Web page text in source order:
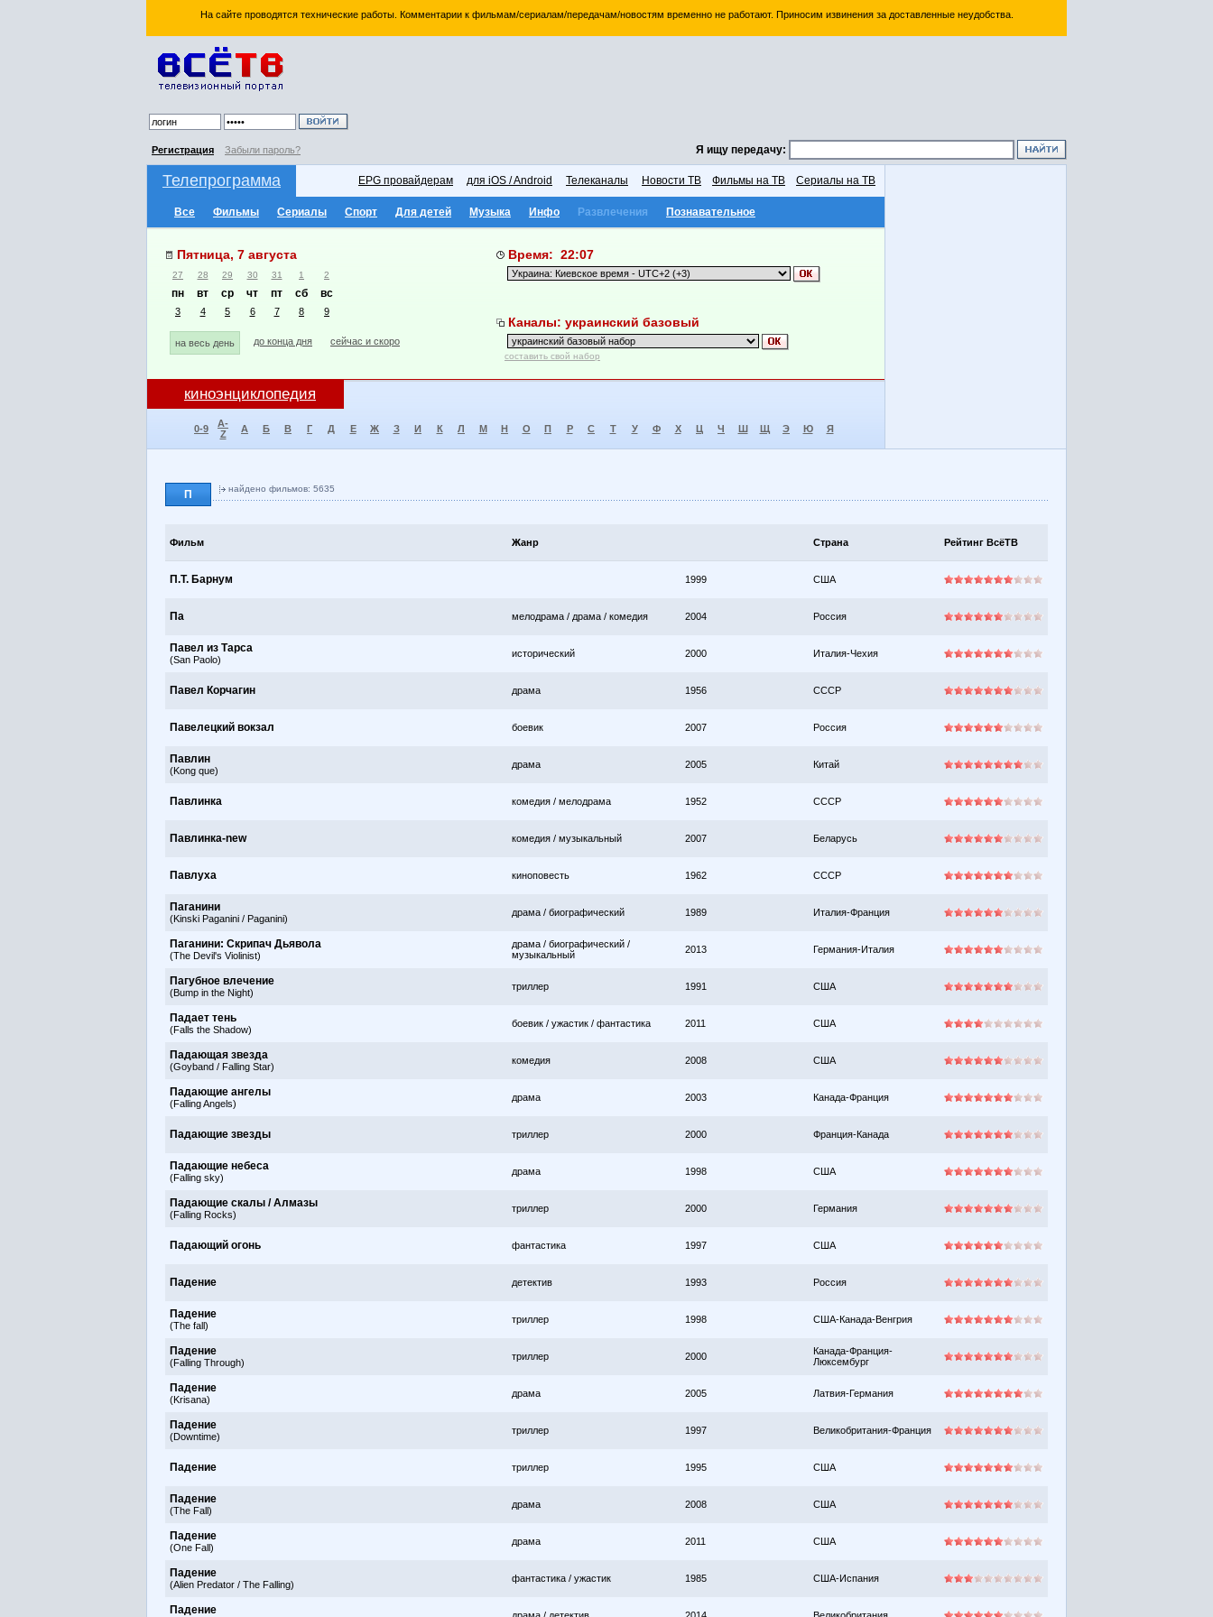
На сайте проводятся технические работы. Комментарии к фильмам/сериалам/передачам/новостям временно не работают. Приносим извинения за доставленные неудобства.
Регистрация Забыли пароль? Я ищу передачу:
Телепрограмма EPG провайдерам для iOS / Android Телеканалы Новости ТВ Фильмы на ТВ Сериалы на ТВ
Все Фильмы Сериалы Спорт Для детей Музыка Инфо Развлечения Познавательное
Пятница, 7 августа
27 28 29 30 31 1 2
пн вт ср чт пт сб вс
3 4 5 6 7 8 9
на весь день до конца дня сейчас и скоро
Время: 22:07
Каналы: украинский базовый
составить свой набор
киноэнциклопедия
0-9
A-
Z
А Б В Г Д Е Ж З И К Л М Н О П Р С Т У Ф Х Ц Ч Ш Щ Э Ю Я
П найдено фильмов: 5635
Фильм Жанр Страна Рейтинг ВсёТВ
П.Т. Барнум 1999 США
Па мелодрама / драма / комедия 2004 Россия
Павел из Тарса
(San Paolo)
исторический 2000 Италия-Чехия
Павел Корчагин драма 1956 СССР
Павелецкий вокзал боевик 2007 Россия
Павлин
(Kong que)
драма 2005 Китай
Павлинка комедия / мелодрама 1952 СССР
Павлинка-new комедия / музыкальный 2007 Беларусь
Павлуха киноповесть 1962 СССР
Паганини
(Kinski Paganini / Paganini)
драма / биографический 1989 Италия-Франция
Паганини: Скрипач Дьявола
(The Devil's Violinist)
драма / биографический /
музыкальный
2013 Германия-Италия
Пагубное влечение
(Bump in the Night)
триллер 1991 США
Падает тень
(Falls the Shadow)
боевик / ужастик / фантастика 2011 США
Падающая звезда
(Goyband / Falling Star)
комедия 2008 США
Падающие ангелы
(Falling Angels)
драма 2003 Канада-Франция
Падающие звезды триллер 2000 Франция-Канада
Падающие небеса
(Falling sky)
драма 1998 США
Падающие скалы / Алмазы
(Falling Rocks)
триллер 2000 Германия
Падающий огонь фантастика 1997 США
Падение детектив 1993 Россия
Падение
(The fall)
триллер 1998 США-Канада-Венгрия
Падение
(Falling Through)
триллер 2000
Канада-Франция-
Люксембург
Падение
(Krisana)
драма 2005 Латвия-Германия
Падение
(Downtime)
триллер 1997 Великобритания-Франция
Падение триллер 1995 США
Падение
(The Fall)
драма 2008 США
Падение
(One Fall)
драма 2011 США
Падение
(Alien Predator / The Falling)
фантастика / ужастик 1985 США-Испания
Падение